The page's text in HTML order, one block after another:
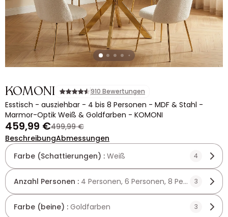
KOMONI 910 Bewertungen
Esstisch - ausziehbar - 4 bis 8 Personen - MDF & Stahl -
Marmor-Optik Weiß & Goldfarben - KOMONI
459,99 €499,99 €
BeschreibungAbmessungen
Farbe (Schattierungen) : Weiß 4
Anzahl Personen : 4 Personen, 6 Personen, 8 Personen
3
Farbe (beine) : Goldfarben 3